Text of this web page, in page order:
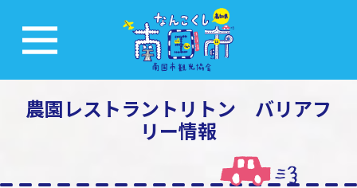
農園レストラントリトン バリアフ
リー情報